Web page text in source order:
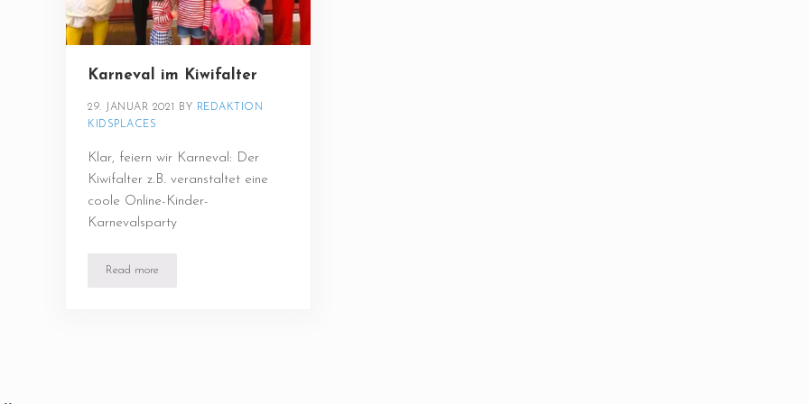
Karneval im Kiwifalter
29. JANUAR 2021 BY REDAKTION
KIDSPLACES
Klar, feiern wir Karneval: Der
Kiwifalter z.B. veranstaltet eine
coole Online-Kinder-
Karnevalsparty
Read moreKarneval im Kiwifalter